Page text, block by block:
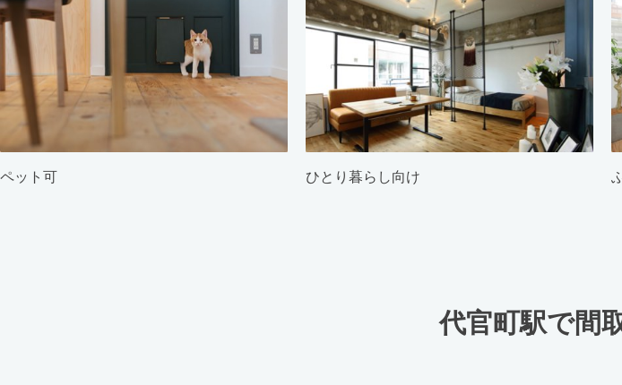
ペット可 ひとり暮らし向け
代官町駅で間